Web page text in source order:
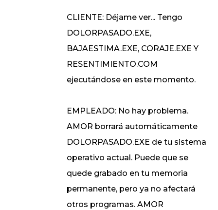
CLIENTE: Déjame ver... Tengo
DOLORPASADO.EXE,
BAJAESTIMA.EXE, CORAJE.EXE Y
RESENTIMIENTO.COM
ejecutándose en este momento.
EMPLEADO: No hay problema.
AMOR borrará automáticamente
DOLORPASADO.EXE de tu sistema
operativo actual. Puede que se
quede grabado en tu memoria
permanente, pero ya no afectará
otros programas. AMOR